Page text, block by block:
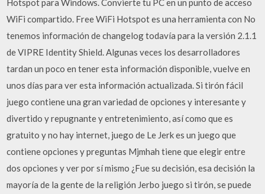
Hotspot para Windows. Convierte tu PC en un punto de acceso
WiFi compartido. Free WiFi Hotspot es una herramienta con No
tenemos información de changelog todavía para la versión 2.1.1
de VIPRE Identity Shield. Algunas veces los desarrolladores
tardan un poco en tener esta información disponible, vuelve en
unos días para ver esta información actualizada. Si tirón fácil
juego contiene una gran variedad de opciones y interesante y
divertido y repugnante y entretenimiento, así como que es
gratuito y no hay internet, juego de Le Jerk es un juego que
contiene opciones y preguntas Mjmhah tiene que elegir entre
dos opciones y ver por sí mismo ¿Fue su decisión, esa decisión la
mayoría de la gente de la religión Jerbo juego si tirón, se puede